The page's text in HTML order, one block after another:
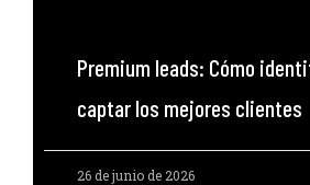
Premium leads: Cómo
captar los mejores clientes
26 de junio de 2026